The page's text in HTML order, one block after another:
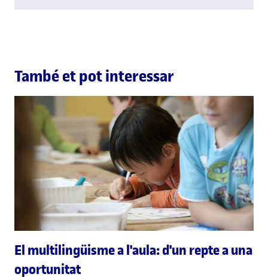
També et pot interessar
El multilingüisme a l'aula: d'un repte a una
oportunitat